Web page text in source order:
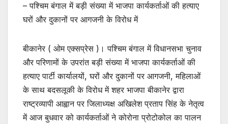
– पश्चिम बंगाल में बड़ी संख्या में भाजपा कार्यकर्ताओं की हत्याए
घरों और दुकानों पर आगजनी के विरोध में
बीकानेर ( ओम एक्सप्रेस )। पश्चिम बंगाल में विधानसभा चुनाव
और परिणामों के उपरांत बड़ी संख्या में भाजपा कार्यकर्ताओं की
हत्याए पार्टी कार्यालयों, घरों और दुकानों पर आगजनी, महिलाओं
के साथ बदसलूकी के विरोध में शहर भाजपा बीकानेर द्वारा
राष्ट्रव्यापी आह्वान पर जिलाध्यक्ष अखिलेश प्रताप सिंह के नेतृत्व
में आज बुधवार को कार्यकर्ताओं ने कोरोना प्रोटोकोल का पालन